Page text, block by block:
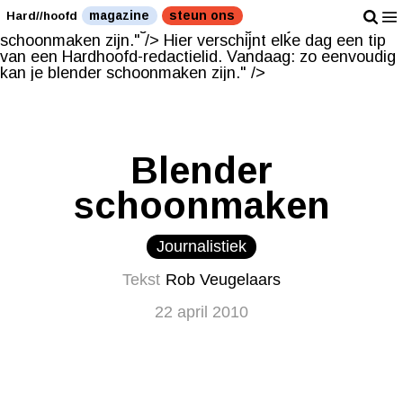
Hier verschijnt elke dag een tip van een Hardhoofd-
redactielid. Vandaag: zo eenvoudig kan je blender
schoonmaken zijn." /> Hier verschijnt elke dag een tip
van een Hardhoofd-redactielid. Vandaag: zo eenvoudig
kan je blender schoonmaken zijn." />
Hard//hoofd magazine steun ons
Blender
schoonmaken
Journalistiek
Tekst Rob Veugelaars
22 april 2010